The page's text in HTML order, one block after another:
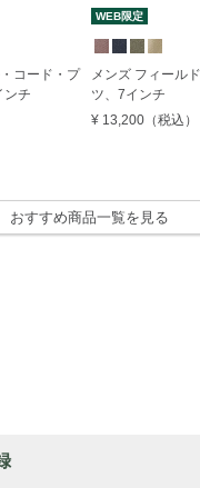
コード・プ
ンチ
WEB限定
メンズ フィール
ツ、7インチ
¥ 13,200 （税込）
おすすめ商品一覧を見る